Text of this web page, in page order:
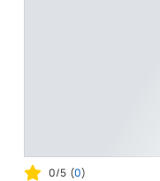
0/5 (0)